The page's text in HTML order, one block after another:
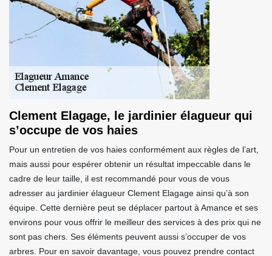
Clement Elagage, le jardinier élagueur qui
s’occupe de vos haies
Pour un entretien de vos haies conformément aux règles de l’art,
mais aussi pour espérer obtenir un résultat impeccable dans le
cadre de leur taille, il est recommandé pour vous de vous
adresser au jardinier élagueur Clement Elagage ainsi qu’à son
équipe. Cette dernière peut se déplacer partout à Amance et ses
environs pour vous offrir le meilleur des services à des prix qui ne
sont pas chers. Ses éléments peuvent aussi s’occuper de vos
arbres. Pour en savoir davantage, vous pouvez prendre contact